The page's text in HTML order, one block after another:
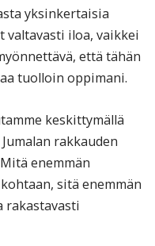
yksinkertaisia
valtavasti iloa, vaikkei
että tähän
tuolloin oppimani.
keskittymällä
rakkauden
enemmän
sitä enemmän
rakastavasti